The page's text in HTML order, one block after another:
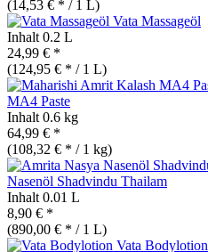
(14,53 € * / 1 L)
Vata Massageöl
Inhalt 0.2 L
24,99 € *
(124,95 € * / 1 L)
MA4 Paste
Inhalt 0.6 kg
64,99 € *
(108,32 € * / 1 kg)
Nasenöl Shadvindu Thailam
Inhalt 0.01 L
8,90 € *
(890,00 € * / 1 L)
Vata Bodylotion